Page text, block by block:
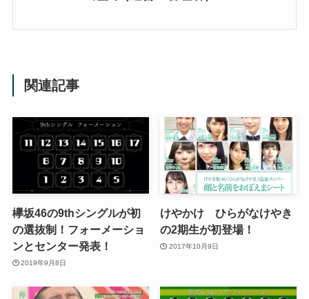
関連記事
欅坂46の9thシングルが初
の選抜制！フォーメーショ
ンとセンター発表！
2019年9月8日
けやかけ ひらがなけやき
の2期生が初登場！
2017年10月9日